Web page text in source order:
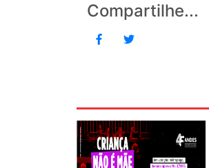
Compartilhe...